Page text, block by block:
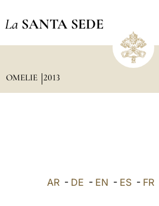
La SANTA SEDE
OMELIE 2013
AR - DE - EN - ES - FR